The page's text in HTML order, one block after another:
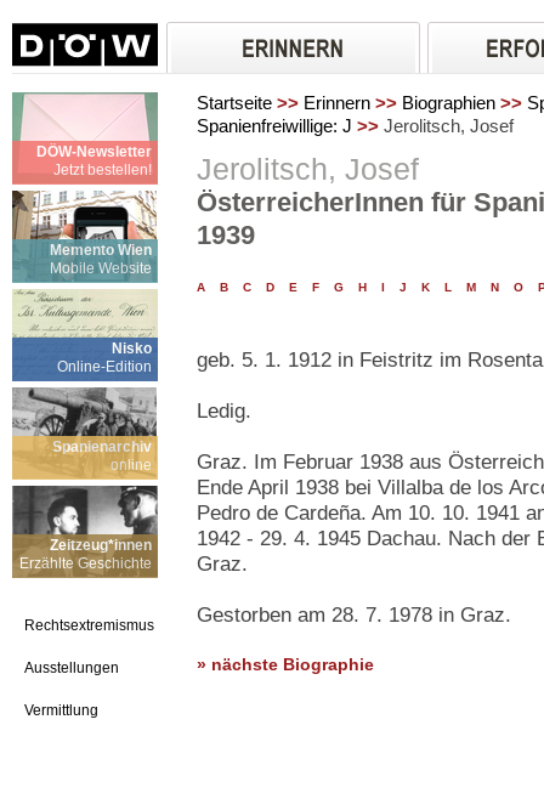
DÖW-Newsletter
Jetzt bestellen!
Memento Wien
Mobile Website
Nisko
Online-Edition
Spanienarchiv
online
Zeitzeug*innen
Erzählte Geschichte
Rechtsextremismus
Ausstellungen
Vermittlung
Startseite >> Erinnern >> Biographien >>
Spanienfreiwillige: J >> Jerolitsch, Josef
Jerolitsch, Josef
ÖsterreicherInnen für
1939
A B C D E F G H I J K L M N O
geb. 5. 1. 1912 in Feistritz im
Ledig.
Graz. Im Februar 1938 aus
Ende April 1938 bei Villalba de los
Pedro de Cardeña. Am 10. 10. 1941
1942 - 29. 4. 1945 Dachau. Nach der
Graz.
Gestorben am 28. 7. 1978 in Graz.
» nächste Biographie